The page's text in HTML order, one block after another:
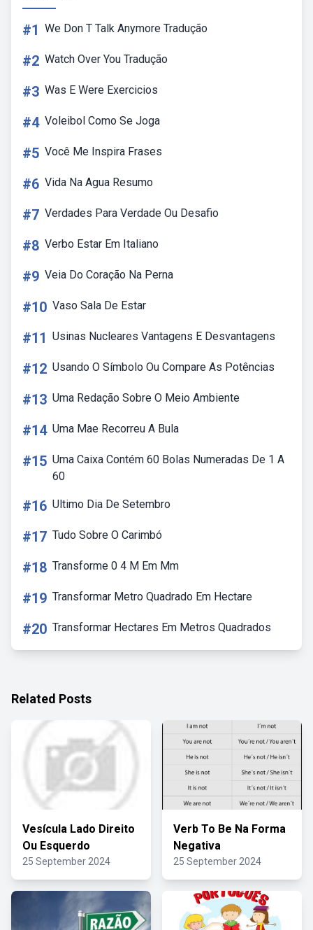
#1 We Don T Talk Anymore Tradução
#2 Watch Over You Tradução
#3 Was E Were Exercicios
#4 Voleibol Como Se Joga
#5 Você Me Inspira Frases
#6 Vida Na Agua Resumo
#7 Verdades Para Verdade Ou Desafio
#8 Verbo Estar Em Italiano
#9 Veia Do Coração Na Perna
#10 Vaso Sala De Estar
#11 Usinas Nucleares Vantagens E Desvantagens
#12 Usando O Símbolo Ou Compare As Potências
#13 Uma Redação Sobre O Meio Ambiente
#14 Uma Mae Recorreu A Bula
#15 Uma Caixa Contém 60 Bolas Numeradas De 1 A
60
#16 Ultimo Dia De Setembro
#17 Tudo Sobre O Carimbó
#18 Transforme 0 4 M Em Mm
#19 Transformar Metro Quadrado Em Hectare
#20 Transformar Hectares Em Metros Quadrados
Related Posts
Vesícula Lado Direito
Ou Esquerdo
25 September 2024
Verb To Be Na Forma
Negativa
25 September 2024